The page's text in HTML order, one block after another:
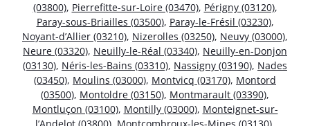
(03800), Pierrefitte-sur-Loire (03470), Périgny (03120),
Paray-sous-Briailles (03500), Paray-le-Frésil (03230),
Noyant-d’Allier (03210), Nizerolles (03250), Neuvy (03000),
Neure (03320), Neuilly-le-Réal (03340), Neuilly-en-Donjon
(03130), Néris-les-Bains (03310), Nassigny (03190), Nades
(03450), Moulins (03000), Montvicq (03170), Montord
(03500), Montoldre (03150), Montmarault (03390),
Montluçon (03100), Montilly (03000), Monteignet-sur-